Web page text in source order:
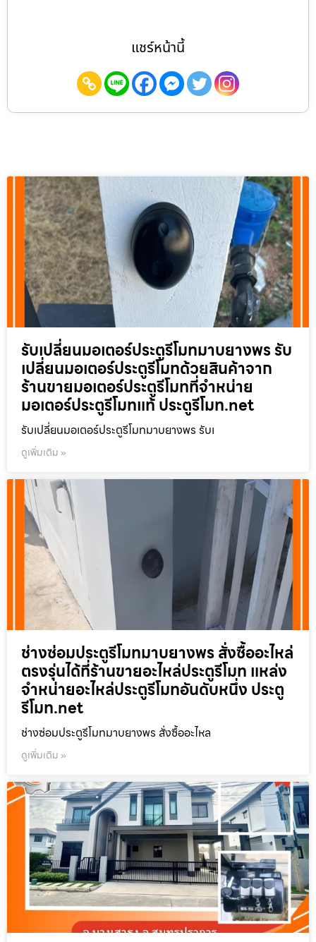
แชร์หน้านี้
รับเปลี่ยนมอเตอร์ประตูรีโมทมาบยางพร รับ
เปลี่ยนมอเตอร์ประตูรีโมทด้วยสินค้าจาก
ร้านขายมอเตอร์ประตูรีโมทที่จำหน่าย
มอเตอร์ประตูรีโมทแท้ ประตูรีโมท.net
รับเปลี่ยนมอเตอร์ประตูรีโมทมาบยางพร รับเ
ดูเพิ่มเติม »
ช่างซ่อมประตูรีโมทมาบยางพร สั่งซื้ออะไหล่
ตรงรุ่นได้ที่ร้านขายอะไหล่ประตูรีโมท แหล่ง
จำหน่ายอะไหล่ประตูรีโมทอันดับหนึ่ง ประตู
รีโมท.net
ช่างซ่อมประตูรีโมทมาบยางพร สั่งซื้ออะไหล
ดูเพิ่มเติม »